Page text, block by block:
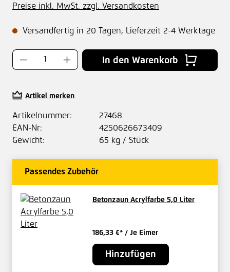
Preise inkl. MwSt. zzgl. Versandkosten
Versandfertig in 20 Tagen, Lieferzeit 2-4 Werktage
Produkt Anzahl: Gib den gewünschten
In den Warenkorb
Artikel merken
Artikelnummer:
27468
EAN-Nr:
4250626673409
Gewicht:
65 kg / Stück
Passendes Zubehör
Betonzaun Acrylfarbe 5,0 Liter
186,33 €* / Je Eimer
Hinzufügen